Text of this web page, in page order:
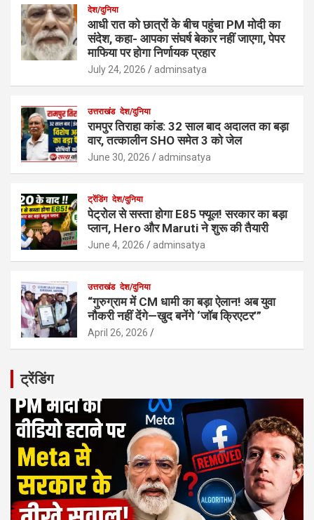
देश/दुनिया
आधी रात को छात्रों के बीच पहुंचा PM मोदी का
संदेश, कहा- आपका संघर्ष बेकार नहीं जाएगा, पेपर
माफिया पर होगा निर्णायक प्रहार
July 24, 2026 adminsatya
उत्तराखंड देश/दुनिया
रामपुर तिराहा कांड: 32 साल बाद अदालत का बड़ा
वार, तत्कालीन SHO समेत 3 को जेल
June 30, 2026 adminsatya
ट्रेंडिंग देश/दुनिया
पेट्रोल से सस्ता होगा E85 फ्यूल! सरकार का बड़ा
प्लान, Hero और Maruti ने शुरू की तैयारी
June 4, 2026 adminsatya
उत्तराखंड देश/दुनिया
“गुरुग्राम में CM धामी का बड़ा ऐलान! अब युवा
नौकरी नहीं देंगे—खुद बनेंगे ‘जॉब क्रिएटर’”
April 26, 2026
ट्रेंडिंग